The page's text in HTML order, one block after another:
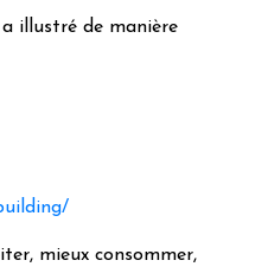
illustré de manière
mieux consommer,